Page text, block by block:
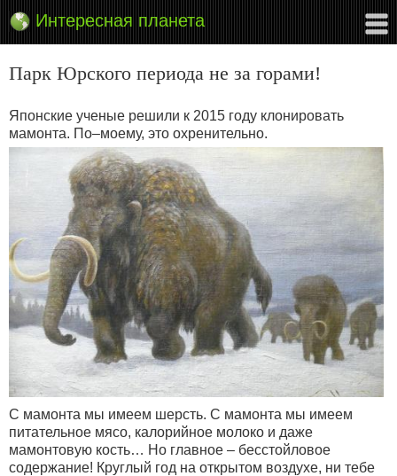
Интересная планета
Парк Юрского периода не за горами!
Японские ученые решили к 2015 году клонировать
мамонта. По–моему, это охренительно.
С мамонта мы имеем шерсть. С мамонта мы имеем
питательное мясо, калорийное молоко и даже
мамонтовую кость… Но главное – бесстойловое
содержание! Круглый год на открытом воздухе, ни тебе